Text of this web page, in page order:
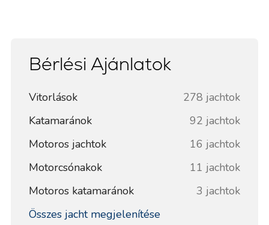
Bérlési Ajánlatok
Vitorlások
278 jachtok
Katamaránok
92 jachtok
Motoros jachtok
16 jachtok
Motorcsónakok
11 jachtok
Motoros katamaránok
3 jachtok
Összes jacht megjelenítése